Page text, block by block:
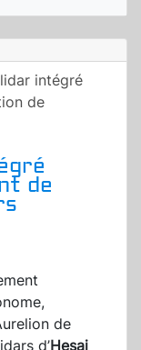
intégré
de
de
de
d’Hesai